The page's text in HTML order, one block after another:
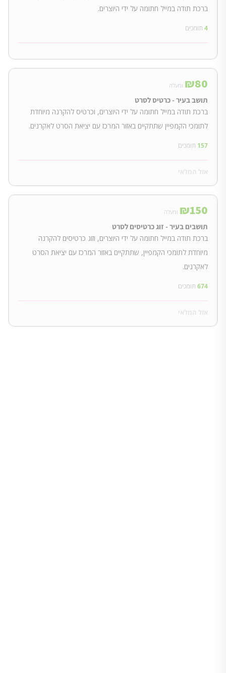
ברכת תודה במייל חתומה על ידי היוצרים.
4 תומכים
₪80 ומעלה
תושב בעיר - כרטיס לסרט
ברכת תודה במייל חתומה על ידי היוצרים, וכרטיס להקרנה מיוחדת
לתומכי הקמפיין שתתקיים באזור המרכז עם יציאת הסרט לאקרנים.
157 תומכים
₪150 ומעלה
תושבים בעיר - זוג כרטיסים לסרט
ברכת תודה במייל חתומה על ידי היוצרים, וזוג כרטיסים להקרנה
מיוחדת לתומכי הקמפיין, שתתקיים באזור המרכז עם יציאת הסרט
לאקרנים.
674 תומכים